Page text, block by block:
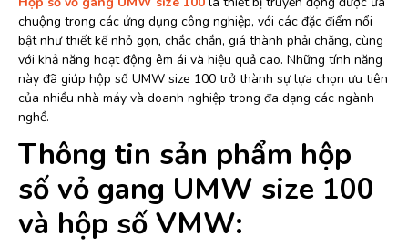
chuộng trong các ứng dụng công nghiệp, với các đặc điểm nổi
bật như thiết kế nhỏ gọn, chắc chắn, giá thành phải chăng, cùng
với khả năng hoạt động êm ái và hiệu quả cao. Những tính năng
này đã giúp hộp số UMW size 100 trở thành sự lựa chọn ưu tiên
của nhiều nhà máy và doanh nghiệp trong đa dạng các ngành
nghề.
Thông tin sản phẩm hộp
số vỏ gang UMW size 100
và hộp số VMW: